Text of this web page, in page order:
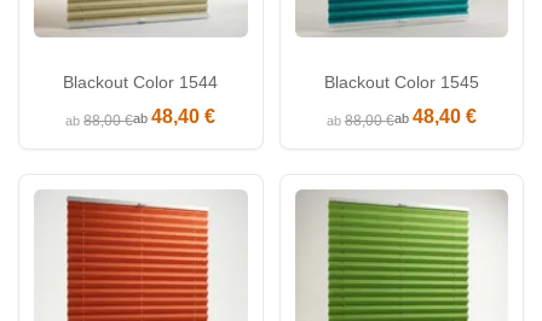
Blackout Color 1544
ab88,00 €ab48,40 €
Blackout Color 1545
ab88,00 €ab 48,40 €